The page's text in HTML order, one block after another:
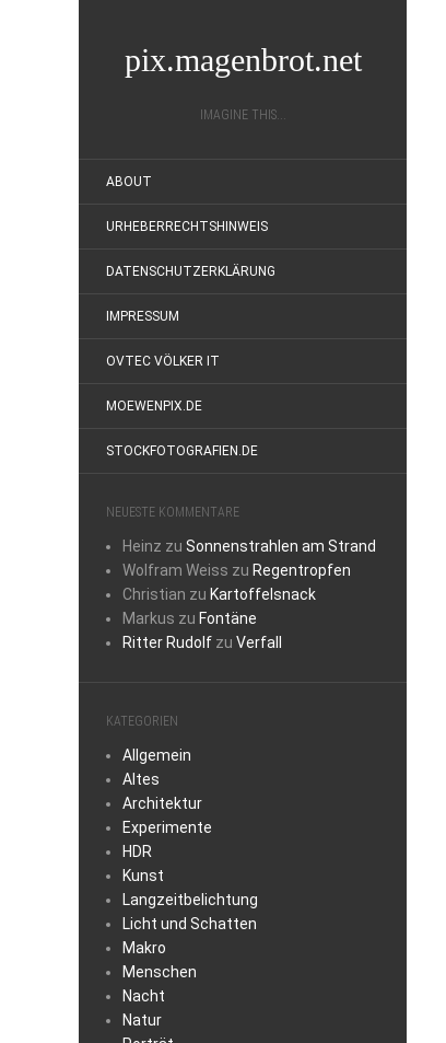
pix.magenbrot.net
IMAGINE THIS...
ABOUT
URHEBERRECHTSHINWEIS
DATENSCHUTZERKLÄRUNG
IMPRESSUM
OVTEC VÖLKER IT
MOEWENPIX.DE
STOCKFOTOGRAFIEN.DE
NEUESTE KOMMENTARE
Heinz zu Sonnenstrahlen am Strand
Wolfram Weiss zu Regentropfen
Christian zu Kartoffelsnack
Markus zu Fontäne
Ritter Rudolf zu Verfall
KATEGORIEN
Allgemein
Altes
Architektur
Experimente
HDR
Kunst
Langzeitbelichtung
Licht und Schatten
Makro
Menschen
Nacht
Natur